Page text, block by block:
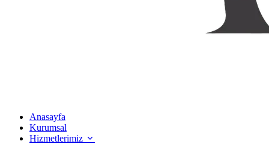
Anasayfa
Kurumsal
Hizmetlerimiz